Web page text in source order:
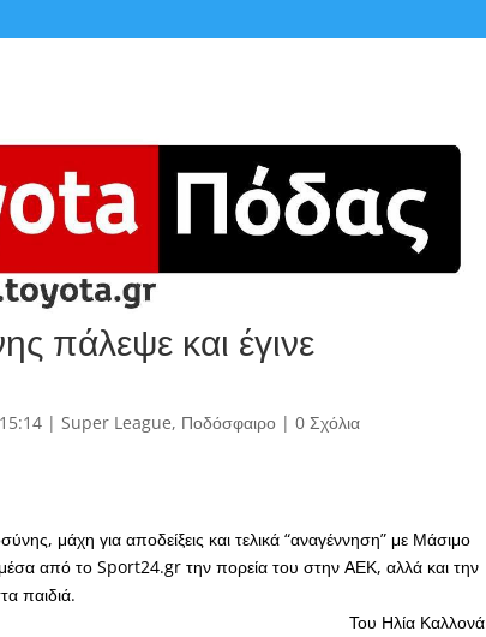
πάλεψε και έγινε
| Super League, Ποδόσφαιρο| 0 Σχόλια
μάχη για αποδείξεις και τελικά “αναγέννηση” με Μάσιμο
από το Sport24.gr την πορεία του στην ΑΕΚ, αλλά και την
παιδιά.
Του Ηλία Καλλονά